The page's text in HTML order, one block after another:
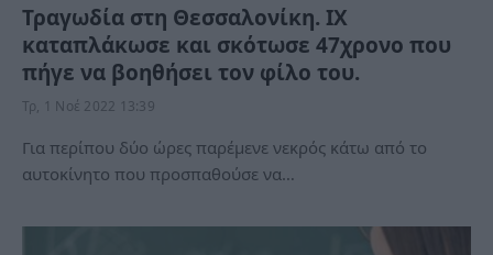
Τραγωδία στη Θεσσαλονίκη. ΙΧ
καταπλάκωσε και σκότωσε 47χρονο που
πήγε να βοηθήσει τον φίλο του.
Τρ, 1 Νοέ 2022 13:39
Για περίπου δύο ώρες παρέμενε νεκρός κάτω από το
αυτοκίνητο που προσπαθούσε να…